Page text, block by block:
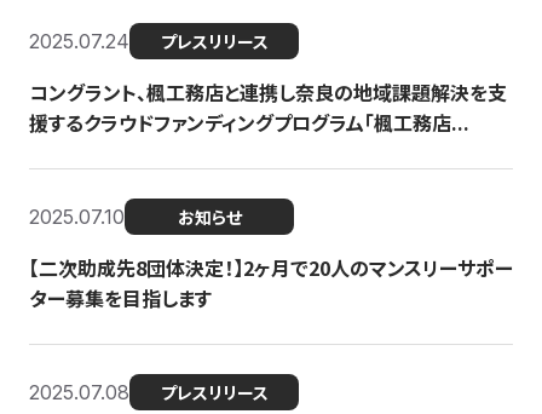
2025.07.24 プレスリリース
コングラント、楓工務店と連携し奈良の地域課題解決を支
援するクラウドファンディングプログラム「楓工務店...
2025.07.10 お知らせ
【二次助成先8団体決定！】2ヶ月で20人のマンスリーサポー
ター募集を目指します
2025.07.08 プレスリリース